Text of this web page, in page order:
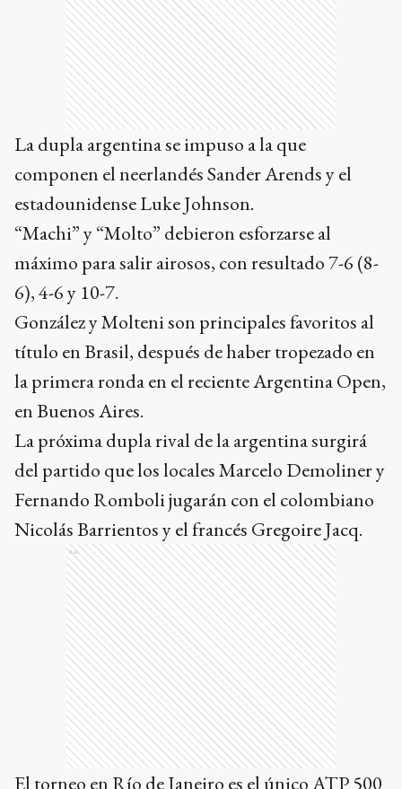
La dupla argentina se impuso a la que
componen el neerlandés Sander Arends y el
estadounidense Luke Johnson.
“Machi” y “Molto” debieron esforzarse al
máximo para salir airosos, con resultado 7-6 (8-
6), 4-6 y 10-7.
González y Molteni son principales favoritos al
título en Brasil, después de haber tropezado en
la primera ronda en el reciente Argentina Open,
en Buenos Aires.
La próxima dupla rival de la argentina surgirá
del partido que los locales Marcelo Demoliner y
Fernando Romboli jugarán con el colombiano
Nicolás Barrientos y el francés Gregoire Jacq.
Ads
El torneo en Río de Janeiro es el único ATP 500